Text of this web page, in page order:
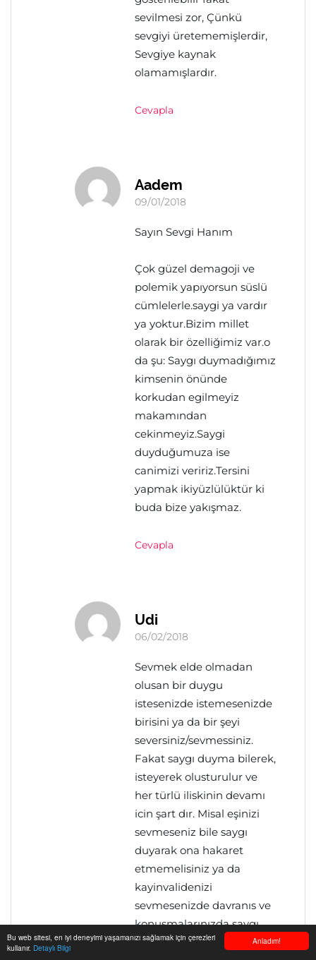
Anladım!
Bu web sitesi, en iyi deneyimi yaşamanızı sağlamak için çerezleri
kullanır. Detaylı Bilgi
sevilmesi zor, Çünkü
sevgiyi üretememişlerdir,
Sevgiye kaynak
olamamışlardır.
Cevapla
Aadem
09/01/2018
Sayın Sevgi Hanım
Çok güzel demagoji ve
polemik yapıyorsun süslü
cümlelerle.saygi ya vardır
ya yoktur.Bizim millet
olarak bir özelliğimiz var.o
da şu: Saygı duymadığımız
kimsenin önünde
korkudan egilmeyiz
makamından
cekinmeyiz.Saygi
duyduğumuza ise
canimizi veririz.Tersini
yapmak ikiyüzlülüktür ki
buda bize yakışmaz.
Cevapla
Udi
06/02/2018
Sevmek elde olmadan
olusan bir duygu
istesenizde istemesenizde
birisini ya da bir şeyi
seversiniz/sevmessiniz.
Fakat saygı duyma bilerek,
isteyerek olusturulur ve
her türlü iliskinin devamı
icin şart dır. Misal eşinizi
sevmeseniz bile saygı
duyarak ona hakaret
etmemelisiniz ya da
kayinvalidenizi
sevmesenizde davranıs ve
konuşmalarınızda saygı
sınırlarını aşmamalisiniz.